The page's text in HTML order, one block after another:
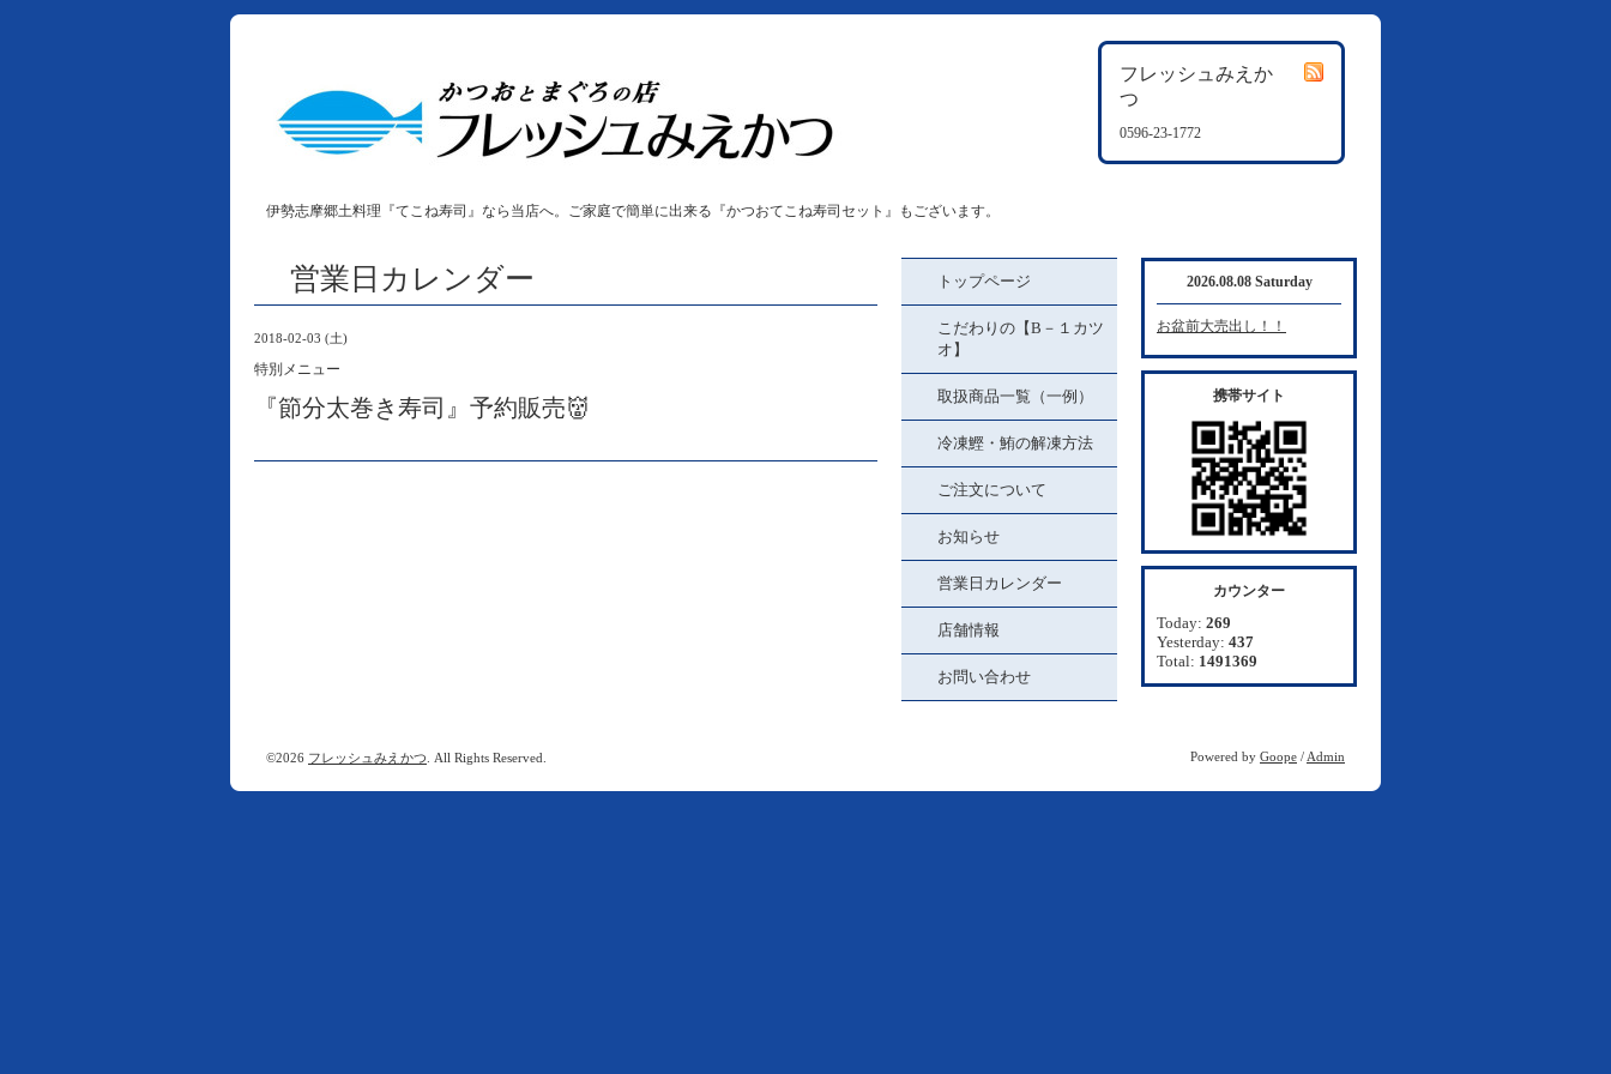
フレッシュみえか
つ
0596-23-1772
伊勢志摩郷土料理『てこね寿司』なら当店へ。ご家庭で簡単に出来る『かつおてこね寿司セット』もございます。
営業日カレンダー
2018-02-03 (土)
特別メニュー
『節分太巻き寿司』予約販売👹
トップページ
こだわりの【B－１カツ
オ】
取扱商品一覧（一例）
冷凍鰹・鮪の解凍方法
ご注文について
お知らせ
営業日カレンダー
店舗情報
お問い合わせ
2026.08.08 Saturday
お盆前大売出し！！
携帯サイト
カウンター
Today: 269
Yesterday: 437
Total: 1491369
©2026 フレッシュみえかつ . All Rights Reserved. Powered by Goope / Admin